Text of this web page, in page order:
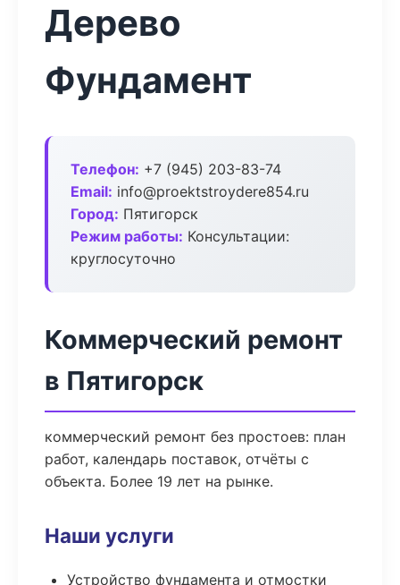
Дерево
Фундамент
Телефон: +7 (945) 203-83-74
Email: info@proektstroydere854.ru
Город: Пятигорск
Режим работы: Консультации:
круглосуточно
Коммерческий ремонт
в Пятигорск
коммерческий ремонт без простоев: план
работ, календарь поставок, отчёты с
объекта. Более 19 лет на рынке.
Наши услуги
Устройство фундамента и отмостки